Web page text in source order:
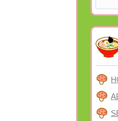
索: